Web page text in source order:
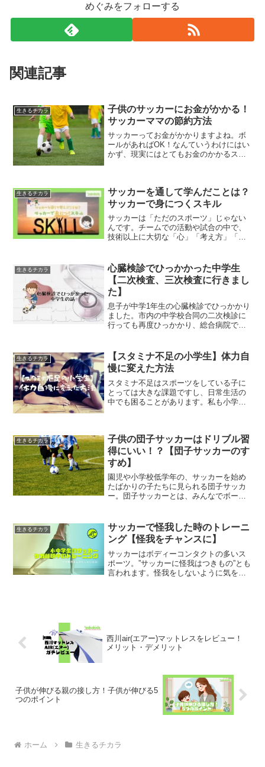
めぐみをフォローする
関連記事
生きるチカラ
子供のサッカーにお金がかかる！
サッカーママの節約方法
サッカーってお金がかかりますよね。ボ
ールがあればOK！なんていうわけにはい
かず、現実にはとてもお金のかかるスポ
お金と、それを捻出する...
生きるチカラ
サッカーを通して学んだことは？
サッカーで身につくスキル
サッカーは「ただのスポーツ」じゃない
んです。チームでの活動や試合の中で、
技術以上に大切な「心」「考え方」「人
慣や、仲間を尊重する姿勢は、人生全般
に通じる本当に貴重な財産...
生きるチカラ
心臓検診でひっかかった中学生
【二次検査、三次検査に行きまし
た】
息子が中学1年生の心臓検診でひっかかり
ました。市内の中学校合同の二次検診に
行っても再度ひっかかり、総合病院での
言えば異常なのですが、問題ないそうで
す。心臓検診にひっかか...
生きるチカラ
【スタミナ不足の小学生】体力自
慢に変えた方法
スタミナ不足はスポーツをしている子に
とっては大きな課題ですし、日常生活の
中でも困ることがあります。私も小学生
娘も、小学校低学年までは...
生きるチカラ
子供の団子サッカーはドリブル習
得にいい！？【団子サッカーのす
すめ】
園児や小学校低学年の、サッカーを始め
たばかりの子たちに見られる団子サッカ
ー。団子サッカーとは、みんなでボール
だと、コートの一ヶ所しか使わないため
密集してしまい、周りはガ...
生きるチカラ
サッカーで怪我した時のトレーニ
ング【怪我をチャンスに】
サッカーはボディーコンタクトの多いス
ポーツ。”サッカーに怪我はつきもの”とも
言われます。怪我をしないように気をつ
西川air(エアー)マットレスをレビュー！
メリット・デメリット
子供が伸びる親の接し方！子供が伸びる5
つのポイント
ホーム 生きるチカラ